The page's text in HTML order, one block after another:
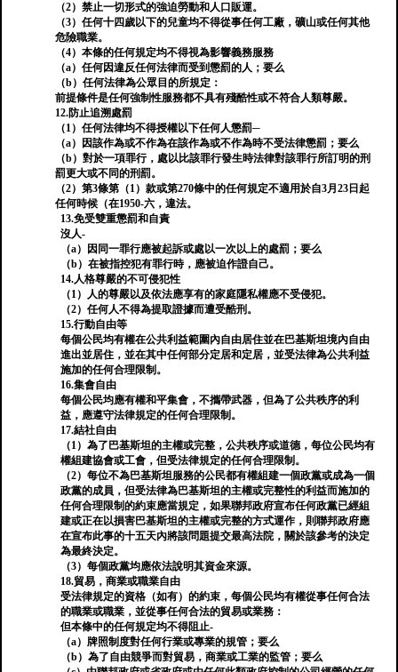
（2）禁止一切形式的強迫勞動和人口販運。
（3）任何十四歲以下的兒童均不得從事任何工廠，礦山或任何其他
危險職業。
（4）本條的任何規定均不得視為影響義務服務
（a）任何因違反任何法律而受到懲罰的人；要么
（b）任何法律為公眾目的所規定：
前提條件是任何強制性服務都不具有殘酷性或不符合人類尊嚴。
12.防止追溯處罰
（1）任何法律均不得授權以下任何人懲罰─
（a）因該作為或不作為在該作為或不作為時不受法律懲罰；要么
（b）對於一項罪行，處以比該罪行發生時法律對該罪行所訂明的刑
罰更大或不同的刑罰。
（2）第3條第（1）款或第270條中的任何規定不適用於自3月23日起
任何時候（在1950-六，違法。
13.免受雙重懲罰和自責
沒人-
（a）因同一罪行應被起訴或處以一次以上的處罰；要么
（b）在被指控犯有罪行時，應被迫作證自己。
14.人格尊嚴的不可侵犯性
（1）人的尊嚴以及依法應享有的家庭隱私權應不受侵犯。
（2）任何人不得為提取證據而遭受酷刑。
15.行動自由等
每個公民均有權在公共利益範圍內自由居住並在巴基斯坦境內自由
進出並居住，並在其中任何部分定居和定居，並受法律為公共利益
施加的任何合理限制。
16.集會自由
每個公民均應有權和平集會，不攜帶武器，但為了公共秩序的利
益，應遵守法律規定的任何合理限制。
17.結社自由
（1）為了巴基斯坦的主權或完整，公共秩序或道德，每位公民均有
權組建協會或工會，但受法律規定的任何合理限制。
（2）每位不為巴基斯坦服務的公民都有權組建一個政黨或成為一個
政黨的成員，但受法律為巴基斯坦的主權或完整性的利益而施加的
任何合理限制的約束應當規定，如果聯邦政府宣布任何政黨已經組
建或正在以損害巴基斯坦的主權或完整的方式運作，則聯邦政府應
在宣布此事的十五天內將該問題提交最高法院，關於該參考的決定
為最終決定。
（3）每個政黨均應依法說明其資金來源。
18.貿易，商業或職業自由
受法律規定的資格（如有）的約束，每個公民均有權從事任何合法
的職業或職業，並從事任何合法的貿易或業務：
但本條中的任何規定均不得阻止-
（a）牌照制度對任何行業或專業的規管；要么
（b）為了自由競爭而對貿易，商業或工業的監管；要么